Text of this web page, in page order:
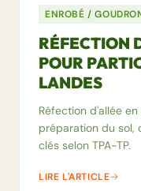
ENROBÉ /
RÉFECTION
POUR
LANDES
Réfection d'allée
préparation du sol,
clés selon TPA-TP.
LIRE L'ARTICLE